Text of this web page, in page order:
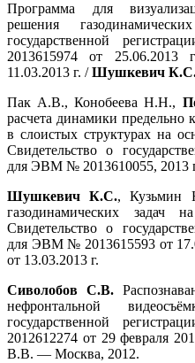
Программа для
решения
государственной
2013615974 от
11.03.2013 г. /Шушкевич
Пак А.В., Конобеева Н.Н.,
расчета динамики предельно
в слоистых структурах на
Свидетельство о
для ЭВМ № 2013610055, 2013
Шушкевич К.С., Кузьмин
газодинамических задач
Свидетельство о
для ЭВМ № 2013615593 от
от 13.03.2013 г.
Сиволобов С.В.
нефронтальной
государственной
2012612274 от 29 февраля
В.В. — Москва, 2012.